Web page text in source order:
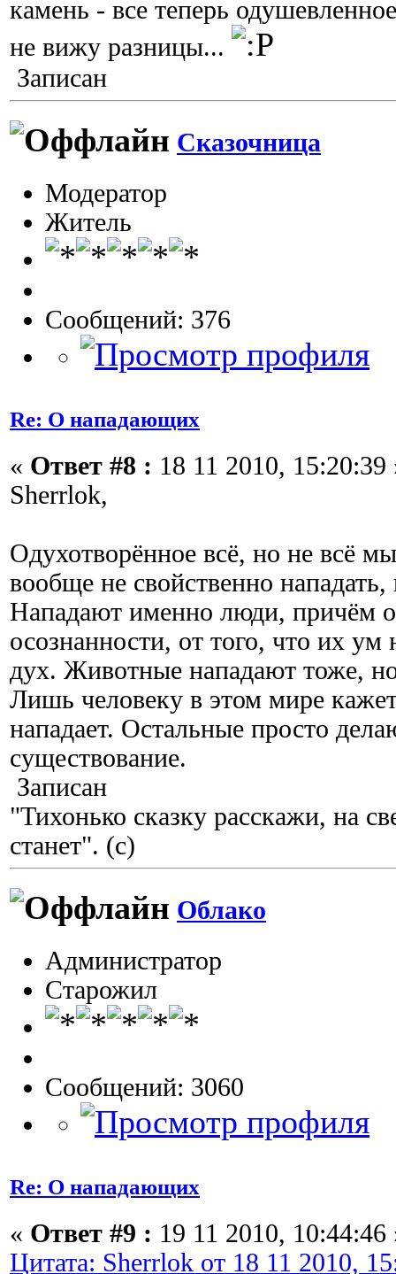
камень - все теперь
не вижу разницы...
Записан
Сказочница
Модератор
Житель
Сообщений: 376
Re: О нападающих
« Ответ #8 : 18 11 2010, 15:20:39
Sherrlok,
Одухотворённое всё, но не всё
вообще не свойственно нападать,
Нападают именно люди, причём
осознанности, от того, что их ум
дух. Животные нападают тоже,
Лишь человеку в этом мире
нападает. Остальные просто
существование.
Записан
"Тихонько сказку расскажи, на
станет". (с)
Облако
Администратор
Старожил
Сообщений: 3060
Re: О нападающих
« Ответ #9 : 19 11 2010, 10:44:46
Цитата: Sherrlok от 18 11 2010,